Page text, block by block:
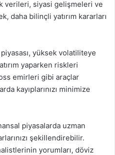
verileri, siyasi gelişmeleri ve
daha bilinçli yatırım kararları
yüksek volatiliteye
yaparken riskleri
emirleri gibi araçlar
kayıplarınızı minimize
piyasalarda uzman
şekillendirebilir.
yorumları, döviz